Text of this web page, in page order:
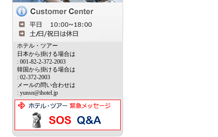
ホテル・ツアー
日本から掛ける場合は
: 001-82-2-372-2003
韓国から掛ける場合は
: 02-372-2003
メールの問い合わせは
: yunsn@ihotel.jp